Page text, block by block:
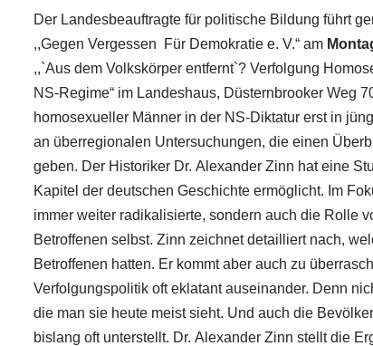
Der Landesbeauftragte für politische Bildung führt
,,Gegen Vergessen ­ Für Demokratie e. V.“ am
,,`Aus dem Volkskörper entfernt`? Verfolgung
NS-Regime“ im Landeshaus, Düsternbrooker Weg
homosexueller Männer in der NS-Diktatur erst in
an überregionalen Untersuchungen, die einen
geben. Der Historiker Dr. Alexander Zinn hat eine
Kapitel der deutschen Geschichte ermöglicht. Im
immer weiter radikalisierte, sondern auch die Rolle
Betroffenen selbst. Zinn zeichnet detailliert nach,
Betroffenen hatten. Er kommt aber auch zu
Verfolgungspolitik oft eklatant auseinander. Denn
die man sie heute meist sieht. Und auch die
bislang oft unterstellt. Dr. Alexander Zinn stellt die